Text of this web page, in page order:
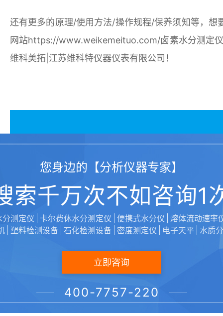
还有更多的原理/使用方法/操作规程/保养须知等，
网站https://www.weikemeituo.com/卤素水分测定
维科美拓|江苏维科特仪器仪表有限公司！
声明：本文由【维科美拓/VicoMeter】编辑上传发布，转载此文
您身边的【分析仪器专家】
索千万次不如咨询1
分测定仪 卡尔费休水分测定仪 便携式水分仪 熔体流动速率
塑料检测设备 石化检测设备 密度测定仪 电子天平 水质
立即咨询
400-7757-220